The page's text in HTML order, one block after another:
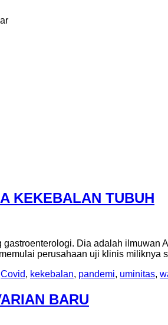
KEKEBALAN TUBUH
Dia adalah ilmuwan
perusahaan uji klinis
Covid, kekebalan, pandemi, uminitas,
BARU